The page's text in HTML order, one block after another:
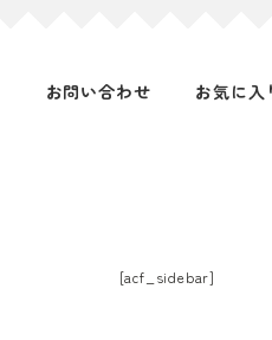
お問い合わせ お気に入
[acf_sidebar]